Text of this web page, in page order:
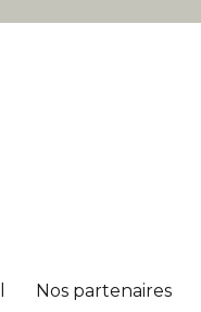
Nos partenaires